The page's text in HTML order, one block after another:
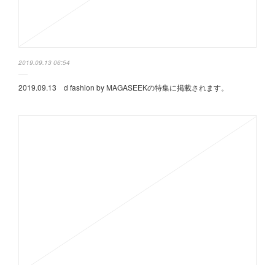
2019.09.13 06:54
2019.09.13 d fashion by MAGASEEKの特集に掲載されます。